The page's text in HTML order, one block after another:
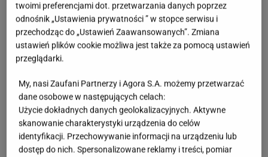
twoimi preferencjami dot. przetwarzania danych poprzez
odnośnik „Ustawienia prywatności ” w stopce serwisu i
przechodząc do „Ustawień Zaawansowanych”. Zmiana
ustawień plików cookie możliwa jest także za pomocą ustawień
przeglądarki.
My, nasi Zaufani Partnerzy i Agora S.A. możemy przetwarzać
dane osobowe w następujących celach:
Użycie dokładnych danych geolokalizacyjnych. Aktywne
skanowanie charakterystyki urządzenia do celów
identyfikacji. Przechowywanie informacji na urządzeniu lub
dostęp do nich. Spersonalizowane reklamy i treści, pomiar